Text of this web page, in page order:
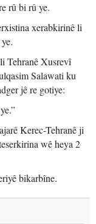
rû bi rû ye.
xerabkirinê li
Tehranê Xusrevî
Salawati ku
jê re gotiye:
Kerec-Tehranê ji
wê heya 2
bikarbîne.